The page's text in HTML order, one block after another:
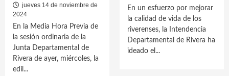
jueves 14 de noviembre de
2024
En la Media Hora Previa de
la sesión ordinaria de la
Junta Departamental de
Rivera de ayer, miércoles, la
edil...
En un esfuerzo por mejorar
la calidad de vida de los
riverenses, la Intendencia
Departamental de Rivera ha
ideado el...